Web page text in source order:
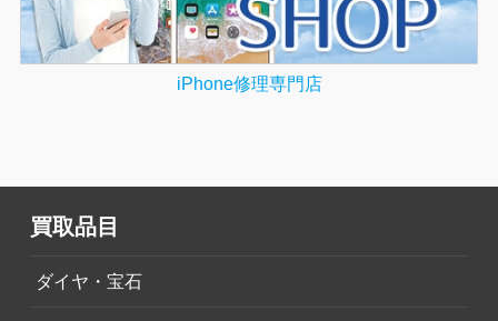
iPhone修理専門店
買取品目
ダイヤ・宝石